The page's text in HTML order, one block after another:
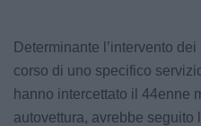
Determinante l’intervento
corso di uno specifico
hanno intercettato il 44enne
autovettura, avrebbe seguito